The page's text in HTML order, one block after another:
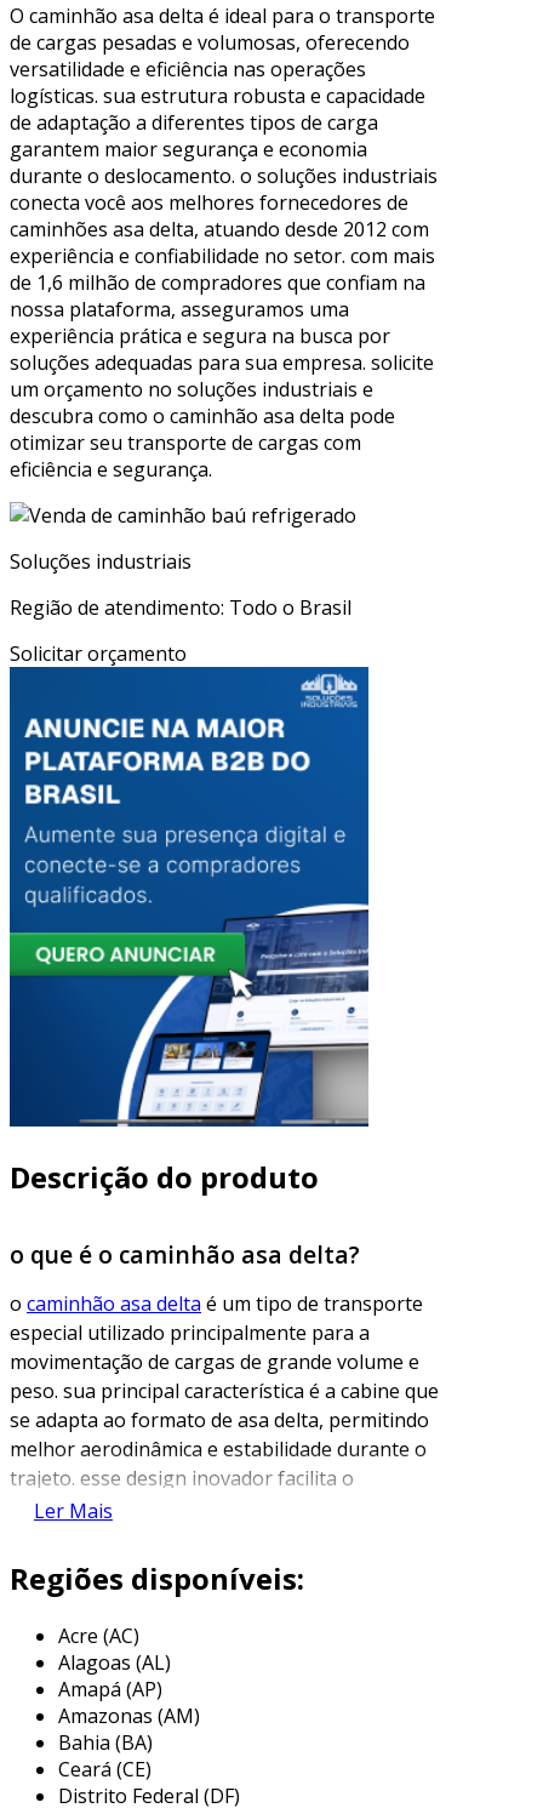
O caminhão asa delta é ideal para o transporte
de cargas pesadas e volumosas, oferecendo
versatilidade e eficiência nas operações
logísticas. sua estrutura robusta e capacidade
de adaptação a diferentes tipos de carga
garantem maior segurança e economia
durante o deslocamento. o soluções industriais
conecta você aos melhores fornecedores de
caminhões asa delta, atuando desde 2012 com
experiência e confiabilidade no setor. com mais
de 1,6 milhão de compradores que confiam na
nossa plataforma, asseguramos uma
experiência prática e segura na busca por
soluções adequadas para sua empresa. solicite
um orçamento no soluções industriais e
descubra como o caminhão asa delta pode
otimizar seu transporte de cargas com
eficiência e segurança.
Soluções industriais
Região de atendimento: Todo o Brasil
Solicitar orçamento
Descrição do produto
o que é o caminhão asa delta?
o caminhão asa delta é um tipo de transporte
especial utilizado principalmente para a
movimentação de cargas de grande volume e
peso. sua principal característica é a cabine que
se adapta ao formato de asa delta, permitindo
melhor aerodinâmica e estabilidade durante o
trajeto. esse design inovador facilita o
transporte em diversas condições climáticas,
motorista.
setores como a construção civil e a indústria,
onde é necessário transportar equipamentos
pesados e materiais. sua capacidade de carga e
o modo como distribui o peso conferem
eficiência ao transporte, reduzindo o risco de
acidentes e danos tanto ao veículo quanto à
Ler Mais
Regiões disponíveis:
Acre (AC)
Alagoas (AL)
Amapá (AP)
Amazonas (AM)
Bahia (BA)
Ceará (CE)
Distrito Federal (DF)